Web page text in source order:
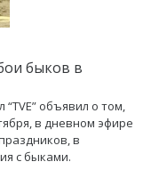
быков в
объявил о том,
в дневном эфире
в
с быками.